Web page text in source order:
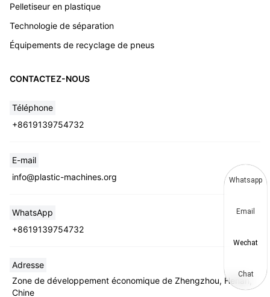
Pelletiseur en plastique
Technologie de séparation
Équipements de recyclage de pneus
CONTACTEZ-NOUS
Téléphone
+8619139754732
E-mail
info@plastic-machines.org
WhatsApp
+8619139754732
Adresse
Zone de développement économique de Zhengzhou, Henan,
Chine
Whatsapp
Email
Wechat
Chat